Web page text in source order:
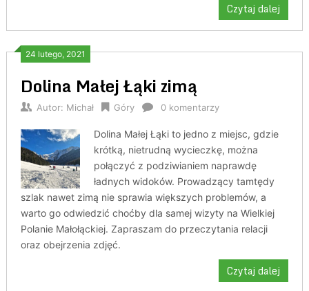
Czytaj dalej
24 lutego, 2021
Dolina Małej Łąki zimą
Autor: Michał Góry 0 komentarzy
Dolina Małej Łąki to jedno z miejsc, gdzie
krótką, nietrudną wycieczkę, można
połączyć z podziwianiem naprawdę
ładnych widoków. Prowadzący tamtędy
szlak nawet zimą nie sprawia większych problemów, a
warto go odwiedzić choćby dla samej wizyty na Wielkiej
Polanie Małołąckiej. Zapraszam do przeczytania relacji
oraz obejrzenia zdjęć.
Czytaj dalej